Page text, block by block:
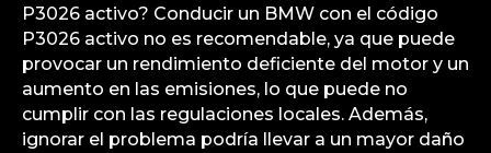
P3026 activo? Conducir un BMW con el código
P3026 activo no es recomendable, ya que puede
provocar un rendimiento deficiente del motor y un
aumento en las emisiones, lo que puede no
cumplir con las regulaciones locales. Además,
ignorar el problema podría llevar a un mayor daño